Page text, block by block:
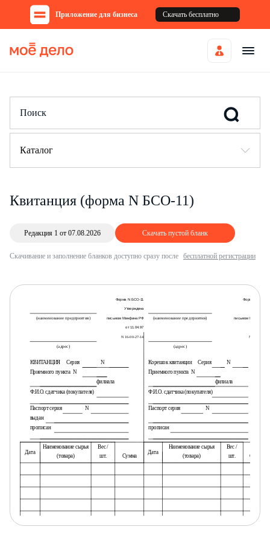
Приложение для бизнеса Скачать бесплатно
Каталог
Квитанция (форма N БСО-11)
Редакция 1 от 07.08.2026 Скачать пустой бланк
Скачивание и заполнение бланков доступно сразу после бесплатной регистрации
Форма N БСО-11 Форма N БСО-
Утверждена
(наименование предприятия) письмом Минфина РФ (наименование предприятия) письмом Минфина
от 11.04.97
N 16-00-27-14 N 16-00-27-
(адрес) (адрес)
КВИТАНЦИЯ Серия N Корешок квитанции Серия
N
Приемного пункта N Приемного пункта N
филиала
филиала
Ф.И.О. сдатчика (покупателя) Ф.И.О. сдатчика (покупателя)
Паспорт серия N Паспорт серия
N
выдан
прописан
прописан
Дата
Наименование сырья Вес /
Дата
Наименование сырья Вес /
(товара) шт. Сумма (товара) шт. Сумма